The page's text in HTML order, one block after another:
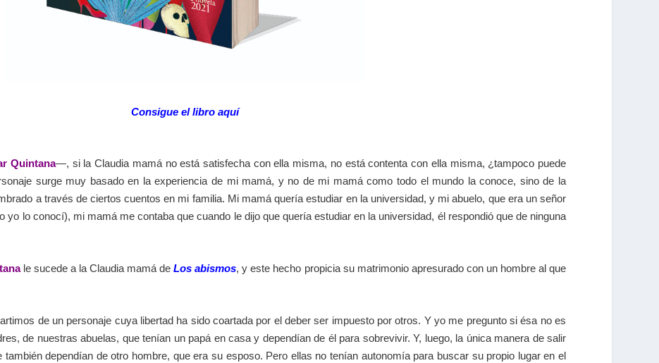
Consigue el libro aquí
Quintana—, si la Claudia mamá no está satisfecha con ella misma, no está contenta con ella misma, ¿tampoco puede
surge muy basado en la experiencia de mi mamá, y no de mi mamá como todo el mundo la conoce, sino de la
a través de ciertos cuentos en mi familia. Mi mamá quería estudiar en la universidad, y mi abuelo, que era un señor
lo conocí), mi mamá me contaba que cuando le dijo que quería estudiar en la universidad, él respondió que de ninguna
le sucede a la Claudia mamá deLos abismos, y este hecho propicia su matrimonio apresurado con un hombre al que
de un personaje cuya libertad ha sido coartada por el deber ser impuesto por otros. Y yo me pregunto si ésa no es
de nuestras abuelas, que tenían un papá en casa y dependían de él para sobrevivir. Y, luego, la única manera de salir
dependían de otro hombre, que era su esposo. Pero ellas no tenían autonomía para buscar su propio lugar en el